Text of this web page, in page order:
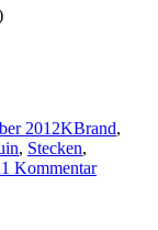
2012KBrand,
, Stecken,
1 Kommentarzu